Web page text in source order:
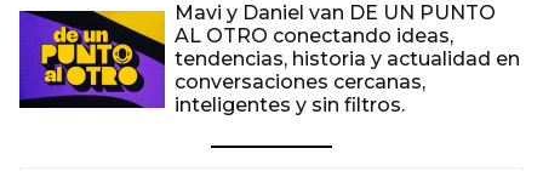
Mavi y Daniel van DE UN PUNTO
AL OTRO conectando ideas,
tendencias, historia y actualidad en
conversaciones cercanas,
inteligentes y sin filtros.